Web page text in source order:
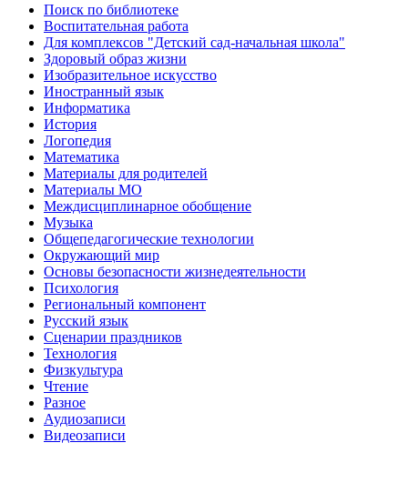
Поиск по библиотеке
Воспитательная работа
Для комплексов "Детский сад-начальная школа"
Здоровый образ жизни
Изобразительное искусство
Иностранный язык
Информатика
История
Логопедия
Математика
Материалы для родителей
Материалы МО
Междисциплинарное обобщение
Музыка
Общепедагогические технологии
Окружающий мир
Основы безопасности жизнедеятельности
Психология
Региональный компонент
Русский язык
Сценарии праздников
Технология
Физкультура
Чтение
Разное
Аудиозаписи
Видеозаписи